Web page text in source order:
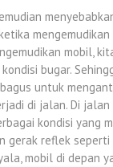
mengemudikan
mobil,
bugar.
untuk
di jalan. Di jalan
kondisi yang
gerak reflek seperti
mobil di depan